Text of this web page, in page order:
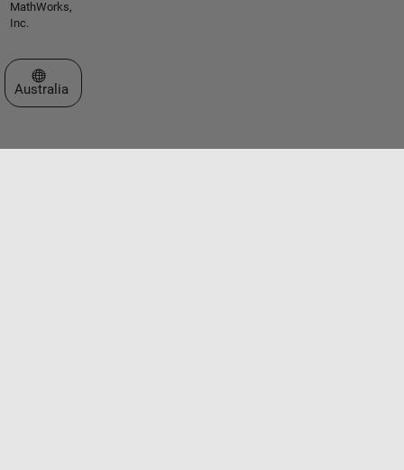
MathWorks,
Inc.
Select a Web Site
Australia